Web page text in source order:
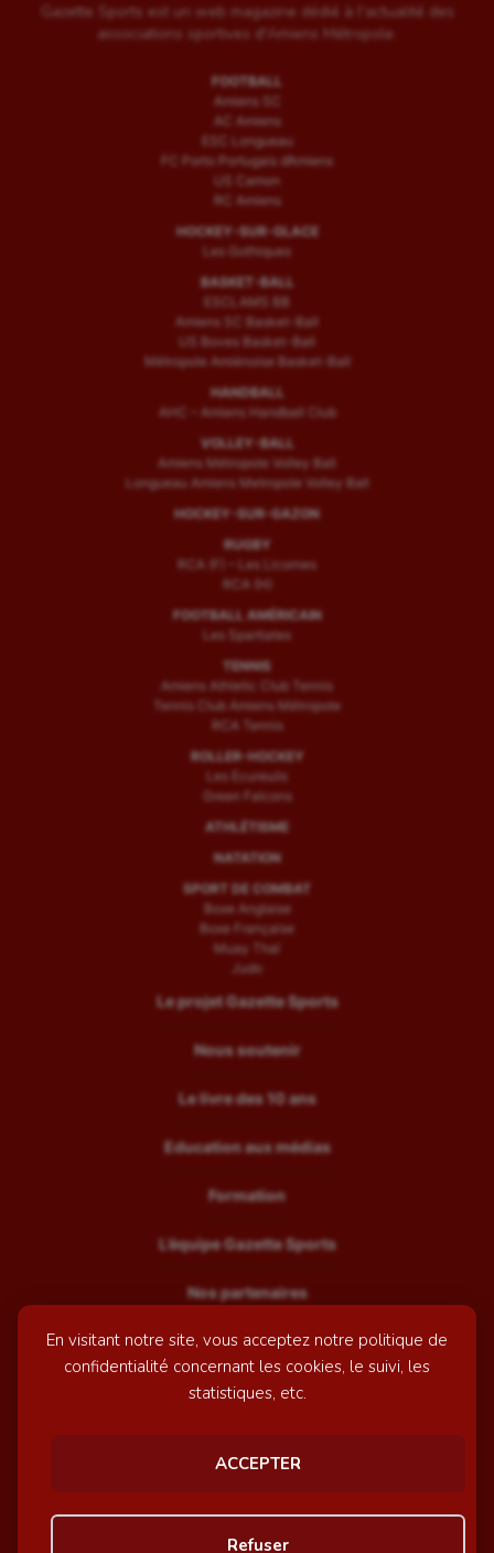
En visitant notre site, vous acceptez notre politique de
confidentialité concernant les cookies, le suivi, les
statistiques, etc.
ACCEPTER
Refuser
Gazette Sports est un web magazine dédié à l'actualité des
associations sportives d'Amiens Métropole.
FOOTBALL
Amiens SC
AC Amiens
ESC Longueau
FC Porto Portugais d’Amiens
US Camon
RC Amiens
HOCKEY-SUR-GLACE
Les Gothiques
BASKET-BALL
ESCLAMS BB
Amiens SC Basket-Ball
US Boves Basket-Ball
Métropole Amiénoise Basket-Ball
HANDBALL
AHC – Amiens Handball Club
VOLLEY-BALL
Amiens Métropole Volley Ball
Longueau Amiens Metropole Volley Ball
HOCKEY-SUR-GAZON
RUGBY
RCA (F) – Les Licornes
RCA (H)
FOOTBALL AMÉRICAIN
Les Spartiates
TENNIS
Amiens Athletic Club Tennis
Tennis Club Amiens Métropole
RCA Tennis
ROLLER-HOCKEY
Les Ecureuils
Green Falcons
ATHLÉTISME
NATATION
SPORT DE COMBAT
Boxe Anglaise
Boxe Française
Muay Thaï
Judo
Le projet Gazette Sports
Nous soutenir
Le livre des 10 ans
Education aux médias
Formation
L’équipe Gazette Sports
Nos partenaires
Recrutement
Mentions légales
© GazetteSports - 2026 | Site internet réalisé par